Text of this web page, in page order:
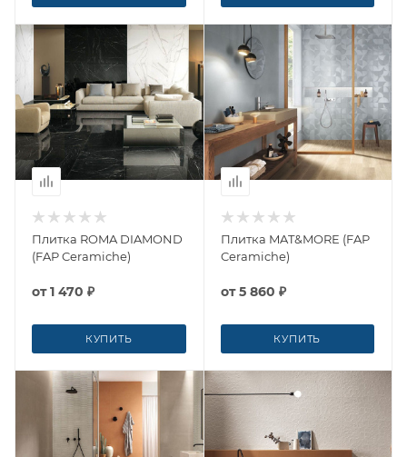
Плитка ROMA DIAMOND
(FAP Ceramiche)
от1 470 ₽
КУПИТЬ
Плитка MAT&MORE (FAP
Ceramiche)
от5 860 ₽
КУПИТЬ